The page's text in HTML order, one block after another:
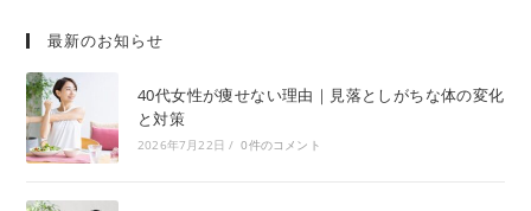
最新のお知らせ
40代女性が痩せない理由｜見落としがちな体の変化
と対策
2026年7月22日 / 0件のコメント